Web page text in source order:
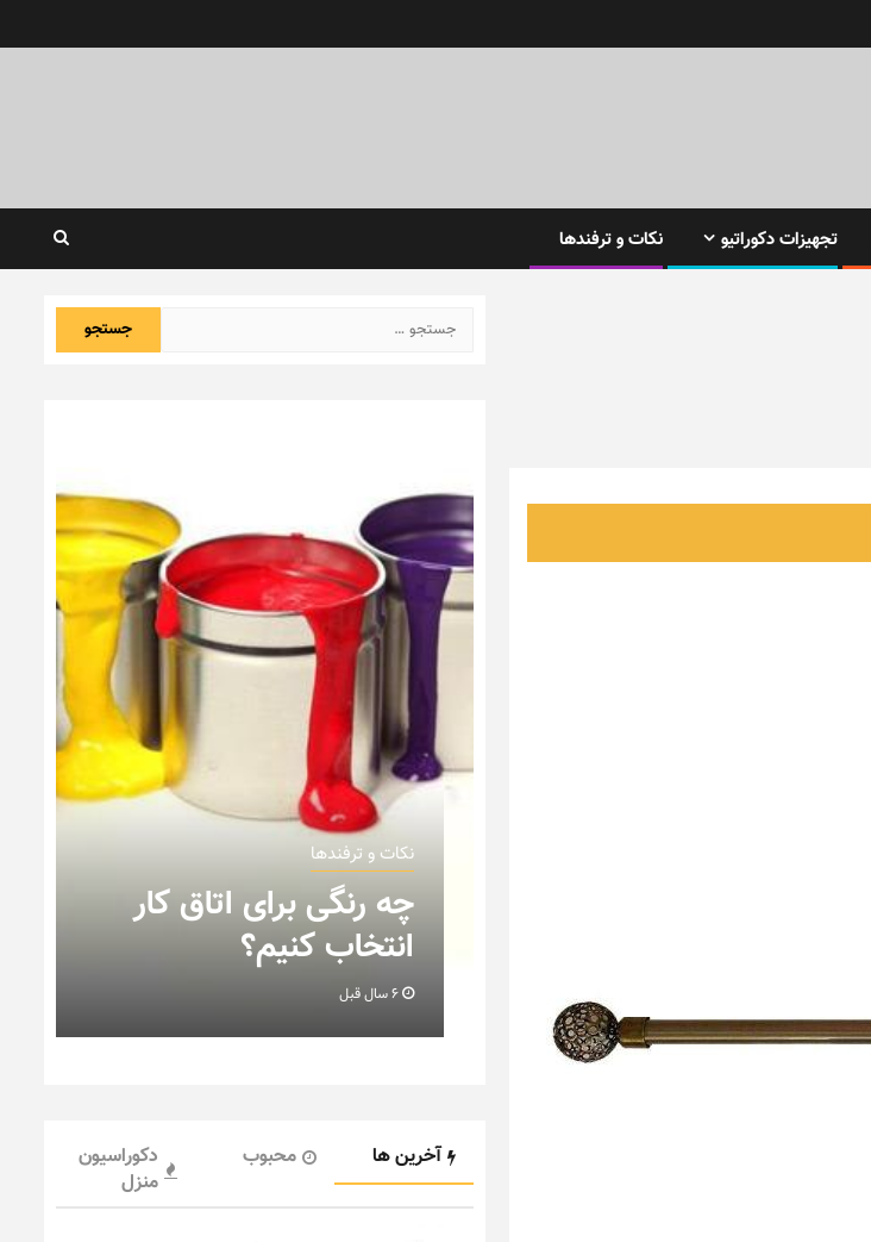
تجهیزات دکوراتیو
نکات و ترفندها
جستجو
برای:
نکات و ترفندها
چه رنگی برای اتاق کار
انتخاب کنیم؟
آخرین ها محبوب
دکوراسیون
منزل